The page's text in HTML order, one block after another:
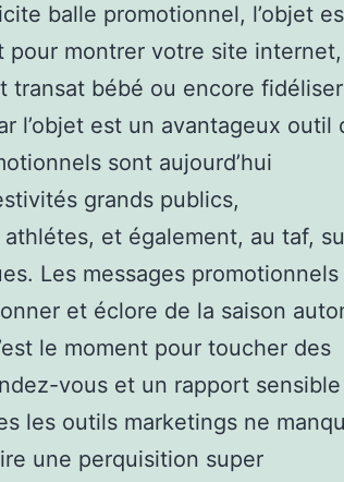
balle promotionnel, l’objet
pour montrer votre site internet,
transat bébé ou encore fidéliser
l’objet est un avantageux outil
sont aujourd’hui
grands publics,
et également, au taf,
Les messages
et éclore de la saison
le moment pour toucher des
vous et un rapport sensible
les outils marketings ne
une perquisition super